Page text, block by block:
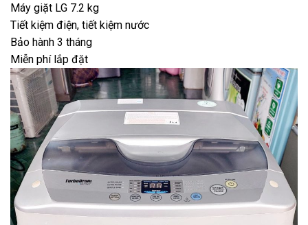
Máy giặt LG 7.2 kg
Tiết kiệm điện, tiết kiệm nước
Bảo hành 3 tháng
Miễn phí lắp đặt